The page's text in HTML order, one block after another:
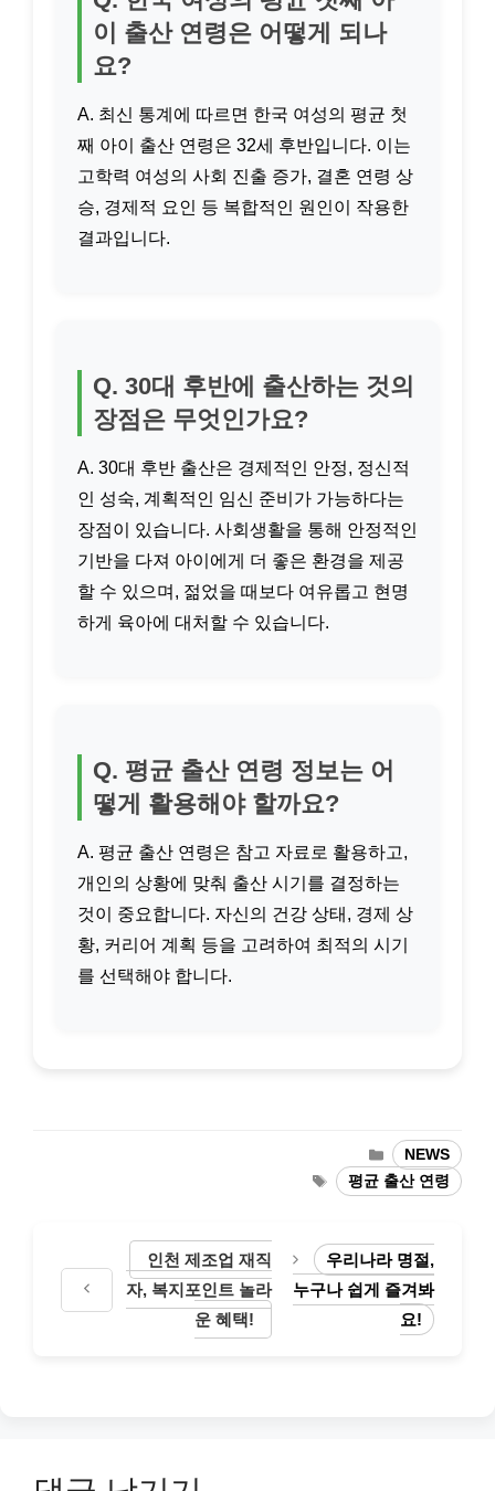
이 출산 연령은 어떻게 되나
요?
A. 최신 통계에 따르면 한국 여성의 평균 첫
째 아이 출산 연령은 32세 후반입니다. 이는
고학력 여성의 사회 진출 증가, 결혼 연령 상
승, 경제적 요인 등 복합적인 원인이 작용한
결과입니다.
Q. 30대 후반에 출산하는 것의
장점은 무엇인가요?
A. 30대 후반 출산은 경제적인 안정, 정신적
인 성숙, 계획적인 임신 준비가 가능하다는
장점이 있습니다. 사회생활을 통해 안정적인
기반을 다져 아이에게 더 좋은 환경을 제공
할 수 있으며, 젊었을 때보다 여유롭고 현명
하게 육아에 대처할 수 있습니다.
Q. 평균 출산 연령 정보는 어
떻게 활용해야 할까요?
A. 평균 출산 연령은 참고 자료로 활용하고,
개인의 상황에 맞춰 출산 시기를 결정하는
것이 중요합니다. 자신의 건강 상태, 경제 상
황, 커리어 계획 등을 고려하여 최적의 시기
를 선택해야 합니다.
카
테
고
NEWS
태
그
평균 출산 연령
인천 제조업 재직
자, 복지포인트 놀라
운 혜택!
우리나라 명절,
누구나 쉽게 즐겨봐
요!